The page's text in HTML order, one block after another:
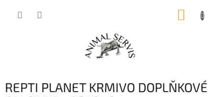
REPTI PLANET KRMIVO DOPLŇKOVÉ